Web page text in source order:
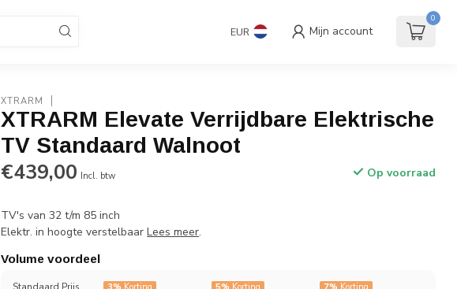
EUR Mijn account
0
XTRARM
XTRARM Elevate Verrijdbare Elektrische
TV Standaard Walnoot
€439,00 Incl. btw Op voorraad
TV's van 32 t/m 85 inch
Elektr. in hoogte verstelbaarLees meer.
Volume voordeel